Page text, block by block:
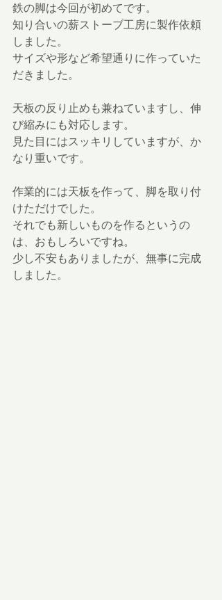
鉄の脚は今回が初めてです。
知り合いの薪ストーブ工房に製作依頼
しました。
サイズや形など希望通りに作っていた
だきました。
天板の反り止めも兼ねていますし、伸
び縮みにも対応します。
見た目にはスッキリしていますが、か
なり重いです。
作業的には天板を作って、脚を取り付
けただけでした。
それでも新しいものを作るというの
は、おもしろいですね。
少し不安もありましたが、無事に完成
しました。